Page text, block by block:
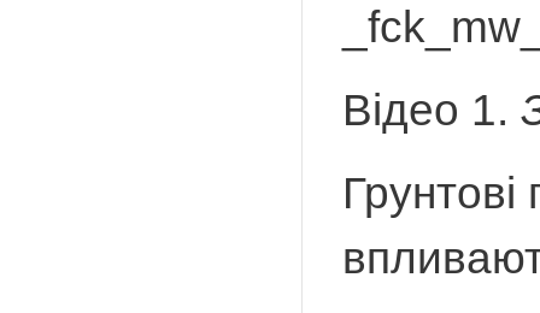
Відео 1.
Грунтові